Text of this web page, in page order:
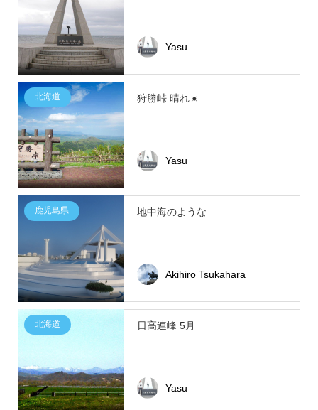
Yasu
北海道 狩勝峠 晴れ☀️
Yasu
鹿児島県 地中海のような……
Akihiro Tsukahara
北海道 日高連峰 5月
Yasu